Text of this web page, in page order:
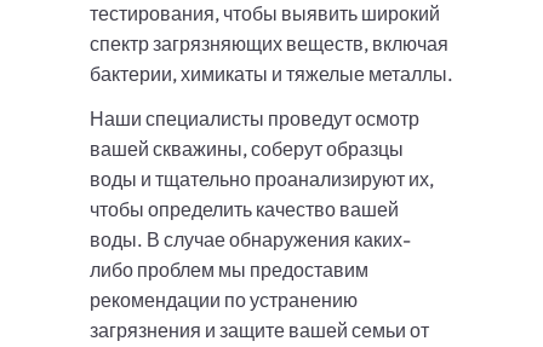
тестирования, чтобы выявить широкий
спектр загрязняющих веществ, включая
бактерии, химикаты и тяжелые металлы.
Наши специалисты проведут осмотр
вашей скважины, соберут образцы
воды и тщательно проанализируют их,
чтобы определить качество вашей
воды. В случае обнаружения каких-
либо проблем мы предоставим
рекомендации по устранению
загрязнения и защите вашей семьи от